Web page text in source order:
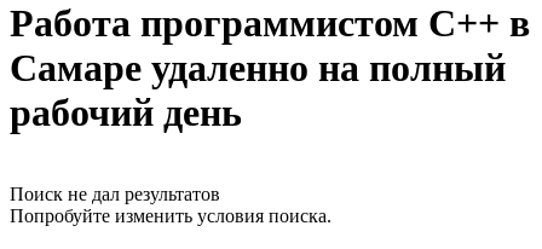
Работа программистом C++ в
Самаре удаленно на полный
рабочий день
Поиск не дал результатов
Попробуйте изменить условия поиска.